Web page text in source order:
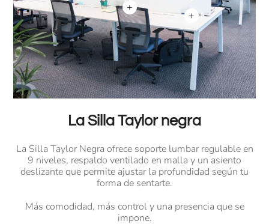
+
+
La Silla Taylor negra
La Silla Taylor Negra ofrece soporte lumbar regulable en
9 niveles, respaldo ventilado en malla y un asiento
deslizante que permite ajustar la profundidad según tu
forma de sentarte.
Más comodidad, más control y una presencia que se
impone.